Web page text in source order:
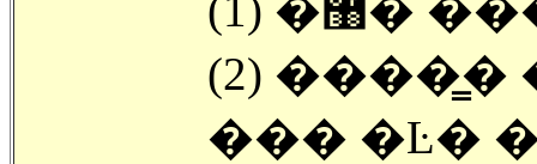
(2)
��� �Ŀ�